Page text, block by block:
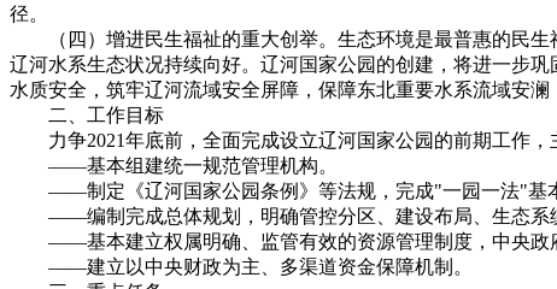
径。
（四）增进民生福祉的重大创举。生态环境是最普惠的民
辽河水系生态状况持续向好。辽河国家公园的创建，将进一步
水质安全，筑牢辽河流域安全屏障，保障东北重要水系流域安
二、工作目标
力争2021年底前，全面完成设立辽河国家公园的前期工作，
——基本组建统一规范管理机构。
——制定《辽河国家公园条例》等法规，完成"一园一法"基
——编制完成总体规划，明确管控分区、建设布局、生态系
——基本建立权属明确、监管有效的资源管理制度，中央政
——建立以中央财政为主、多渠道资金保障机制。